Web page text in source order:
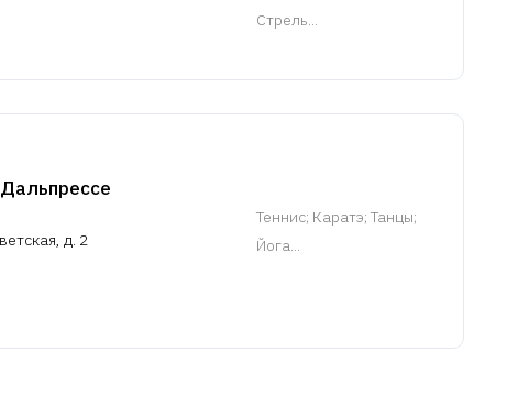
Стрель...
д. 2
Теннис; Каратэ; Танцы;
Йога...